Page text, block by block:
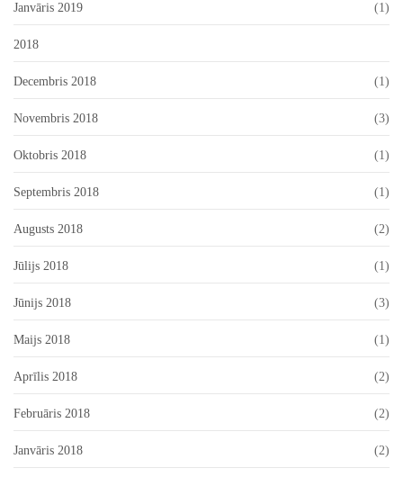
Janvāris 2019 (1)
2018
Decembris 2018 (1)
Novembris 2018 (3)
Oktobris 2018 (1)
Septembris 2018 (1)
Augusts 2018 (2)
Jūlijs 2018 (1)
Jūnijs 2018 (3)
Maijs 2018 (1)
Aprīlis 2018 (2)
Februāris 2018 (2)
Janvāris 2018 (2)